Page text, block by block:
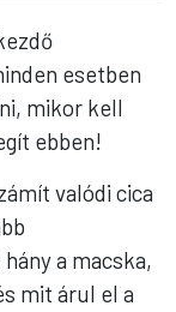
esetben
mikor kell
ebben!
valódi cica
a macska,
mit árul el a